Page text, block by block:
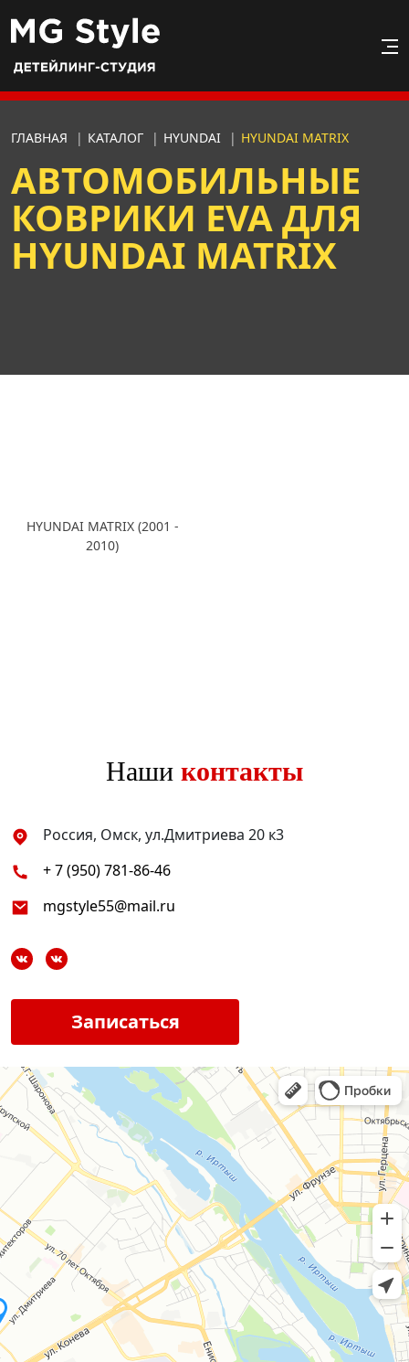
ГЛАВНАЯ | КАТАЛОГ | HYUNDAI | HYUNDAI MATRIX
АВТОМОБИЛЬНЫЕ
КОВРИКИ EVA ДЛЯ
HYUNDAI MATRIX
HYUNDAI MATRIX (2001 -
2010)
Наши контакты
Россия, Омск, ул.Дмитриева 20 к3
+ 7 (950) 781-86-46
mgstyle55@mail.ru
Записаться